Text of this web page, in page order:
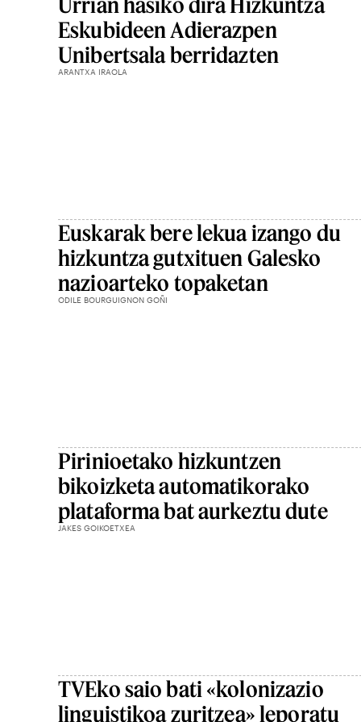
Eskubideen Adierazpen
Unibertsala berridazten
ARANTXA IRAOLA
Euskarak bere lekua izango du
hizkuntza gutxituen Galesko
nazioarteko topaketan
ODILE BOURGUIGNON GOÑI
Pirinioetako hizkuntzen
bikoizketa automatikorako
plataforma bat aurkeztu dute
JAKES GOIKOETXEA
TVEko saio bati «kolonizazio
linguistikoa zuritzea» leporatu